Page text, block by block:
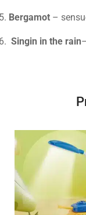
Bergamot –
Singin in the rain